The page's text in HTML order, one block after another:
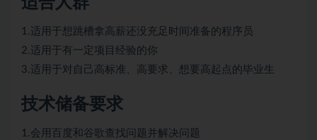
1.适用于想跳槽拿高薪还没充足时间准备的程序员
2.适用于有一定项目经验的你
3.适用于对自己高标准、高要求、想要高起点的毕业生
技术储备要求
1.会用百度和谷歌查找问题并解决问题